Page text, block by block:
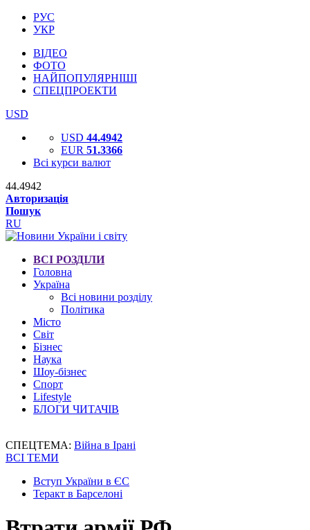
РУС
УКР
ВІДЕО
ФОТО
НАЙПОПУЛЯРНІШІ
СПЕЦПРОЕКТИ
USD
USD 44.4942
EUR 51.3366
Всі курси валют
44.4942
Авторизація
Пошук
RU
ВСІ РОЗДІЛИ
Головна
Україна
Всі новини розділу
Політика
Місто
Світ
Бізнес
Наука
Шоу-бізнес
Спорт
Lifestyle
БЛОГИ ЧИТАЧІВ
СПЕЦТЕМА: Війна в Ірані
ВСІ ТЕМИ
Вступ України в ЄС
Теракт в Барселоні